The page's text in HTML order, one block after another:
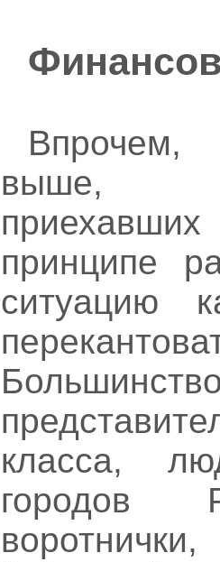
выше,
принципе
ситуацию
класса,
городов